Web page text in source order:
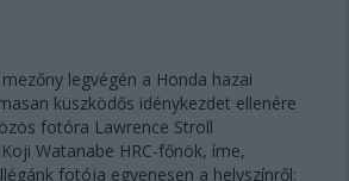
legvégén a Honda hazai
küszködős idénykezdet ellenére
fotóra Lawrence Stroll
Watanabe HRC-főnök, íme,
fotója egyenesen a helyszínről: